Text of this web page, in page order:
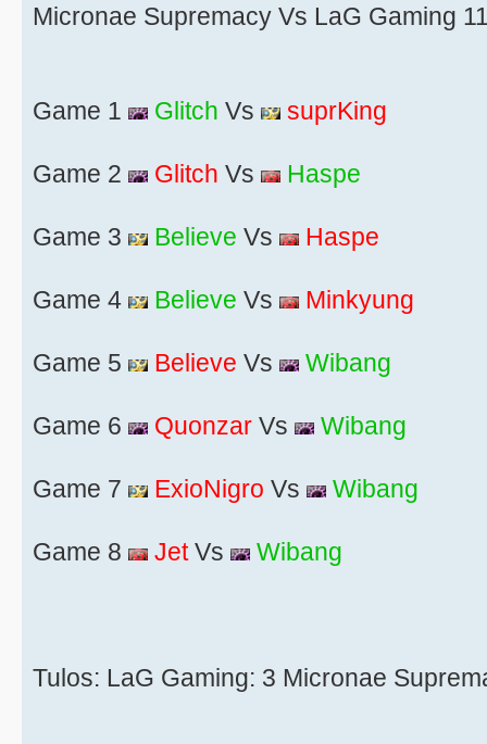
Micronae Supremacy Vs LaG Gaming
Game 1 Glitch Vs suprKing
Game 2 Glitch Vs Haspe
Game 3 Believe Vs Haspe
Game 4 Believe Vs Minkyung
Game 5 Believe Vs Wibang
Game 6 Quonzar Vs Wibang
Game 7 ExioNigro Vs Wibang
Game 8 JetVs Wibang
Tulos: LaG Gaming: 3 Micronae